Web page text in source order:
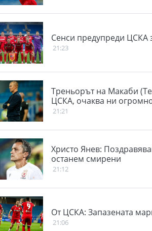
Сенси предупреди ЦСКА
21:23
Треньорът на Макаби
ЦСКА, очаква ни
21:21
Христо Янев:
останем смирени
21:12
От ЦСКА: Запазената
21:06